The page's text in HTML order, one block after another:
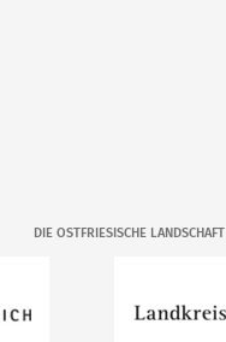
DIE OSTFRIESISCHE